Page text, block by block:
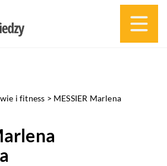
i fitness > MESSIER Marlena